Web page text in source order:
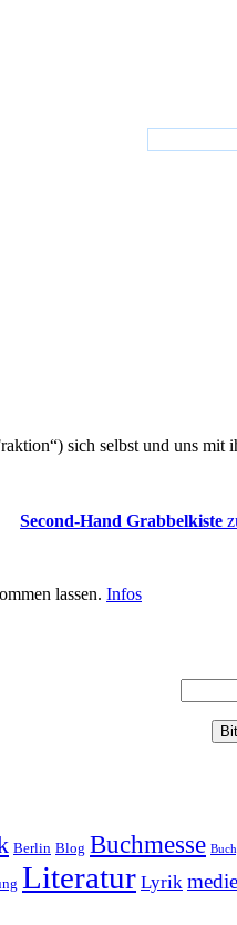
sich selbst und uns
Second-Hand Grabbelkiste
lassen. Infos
Berlin Blog Buchmesse
Literatur Lyrik